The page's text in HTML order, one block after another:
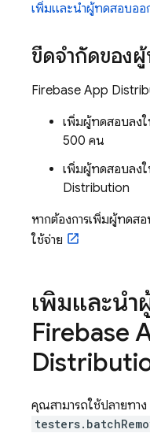
เพิ่มและนำผู้ทดสอบออ
ขีดจำกัดของ
Firebase App
เพิ่มผู้ทดสอบลงใ
500 คน
เพิ่มผู้ทดสอบลง
Distribution
หากต้องการเพิ่มผู้ทดส
ใช้จ่าย
เพิ่มและน
Firebase
คุณสามารถใช้ปลายทาง